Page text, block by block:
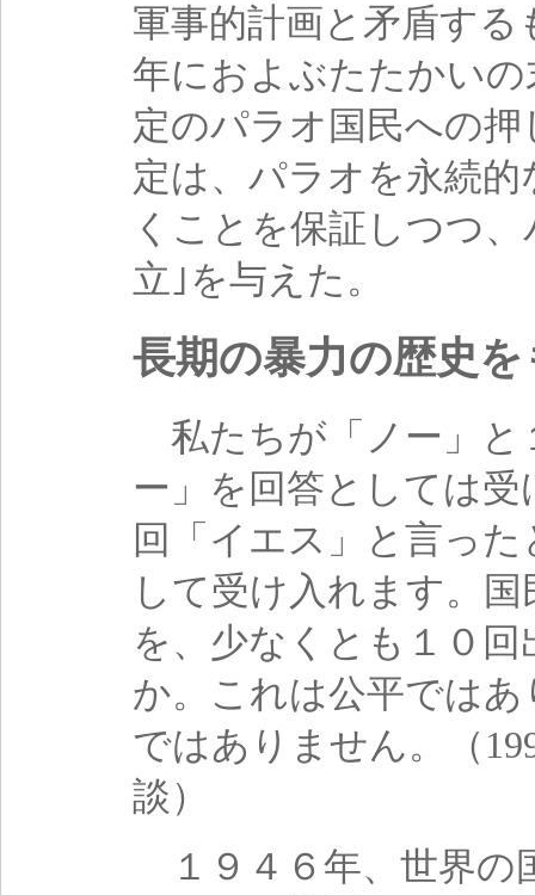
軍事的計画と矛盾す
年におよぶたたかい
定のパラオ国民への
定は、パラオを永続
くことを保証しつつ
立｣を与えた。
長期の暴力の歴史
私たちが「ノー」と
ー」を回答としては
回「イエス」と言っ
して受け入れます。
を、少なくとも１０
か。これは公平では
ではありません。（
談）
１９４６年、世界の